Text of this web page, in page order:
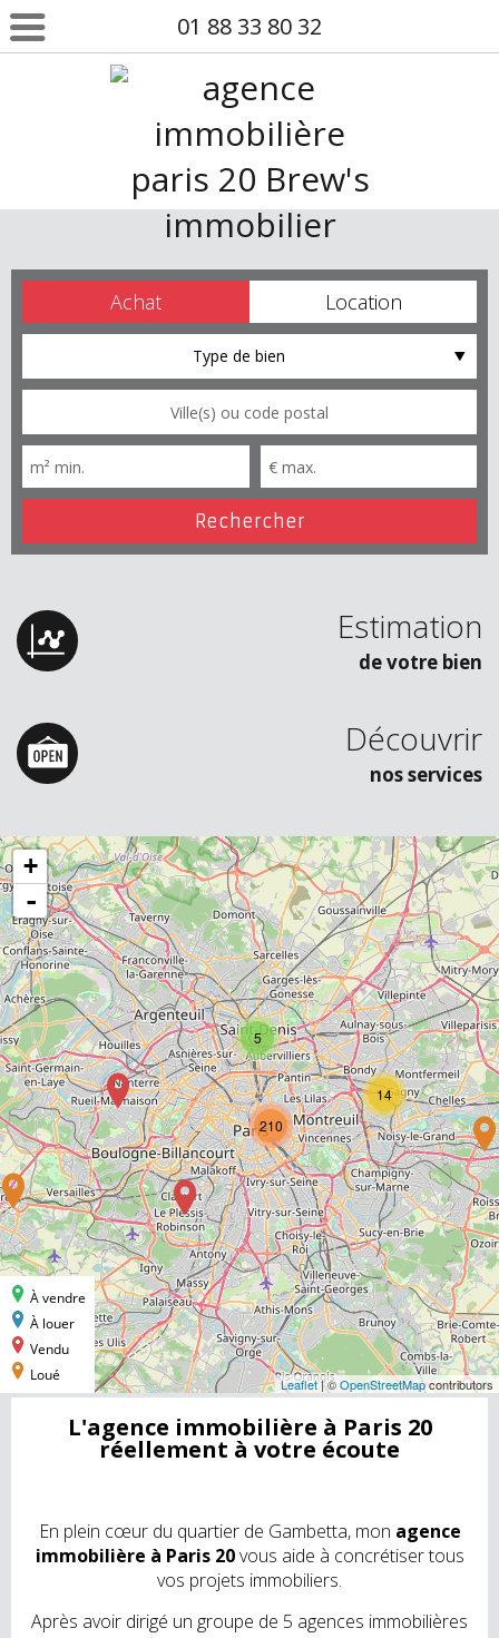
01 88 33 80 32
Achat Location
Type de bien
Estimation
de votre bien
Découvrir
nos services
L'agence immobilière à Paris 20
réellement à votre écoute
En plein cœur du quartier de Gambetta, mon agence
immobilière à Paris 20vous aide à concrétiser tous
vos projets immobiliers.
Après avoir dirigé un groupe de 5 agences immobilières